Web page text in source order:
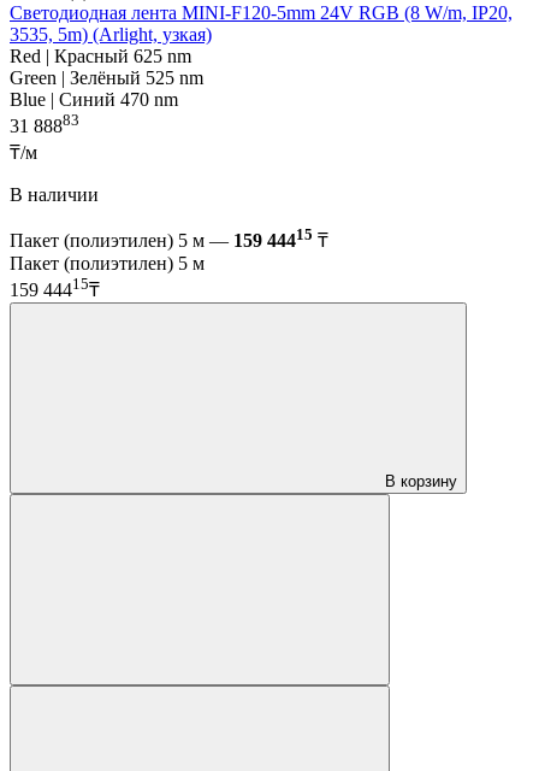
Светодиодная лента MINI-F120-5mm 24V RGB (8 W/m, IP20,
3535, 5m) (Arlight, узкая)
Red | Красный 625 nm
Green | Зелёный 525 nm
Blue | Синий 470 nm
31 88883
₸/м
В наличии
Пакет (полиэтилен) 5 м — 159 44415 ₸
Пакет (полиэтилен) 5 м
159 44415₸
В корзину